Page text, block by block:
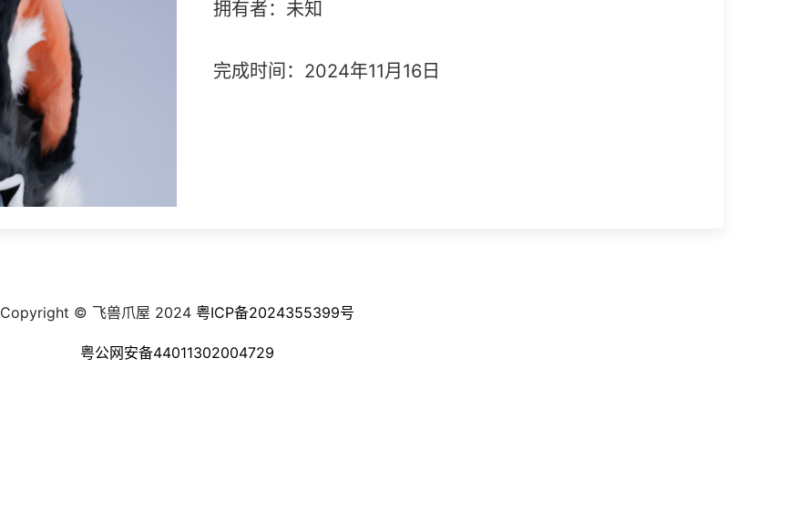
拥有者：未知
完成时间：2024年11月16日
Copyright © 飞兽爪屋 2024 粤ICP备2024355399号
粤公网安备44011302004729